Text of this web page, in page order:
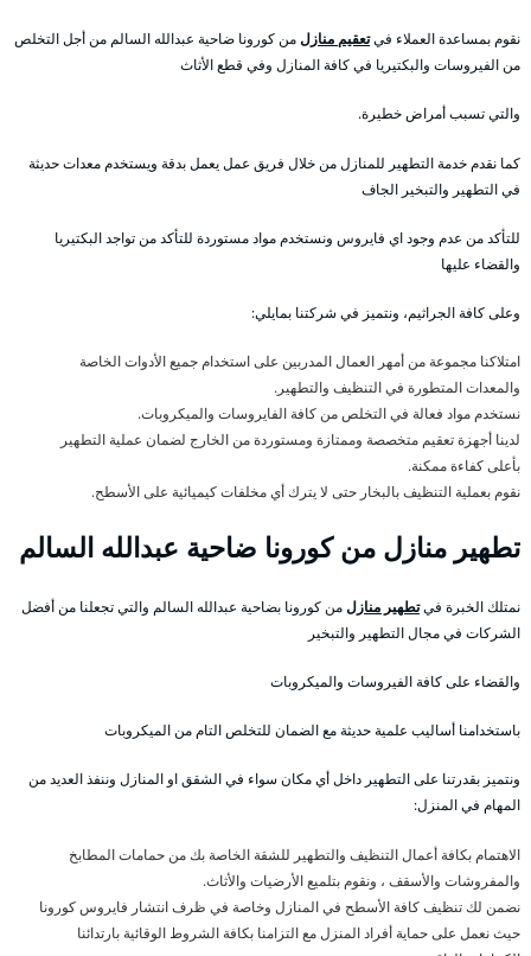
نقوم بمساعدة العملاء فيتعقيم منازلمن كورونا ضاحية عبدالله السالم من أجل التخلص
من الفيروسات والبكتيريا في كافة المنازل وفي قطع الأثاث
والتي تسبب أمراض خطيرة.
كما نقدم خدمة التطهير للمنازل من خلال فريق عمل يعمل بدقة ويستخدم معدات حديثة
في التطهير والتبخير الجاف
للتأكد من عدم وجود اي فايروس ونستخدم مواد مستوردة للتأكد من تواجد البكتيريا
والقضاء عليها
وعلى كافة الجراثيم، ونتميز في شركتنا بمايلي:
امتلاكنا مجموعة من أمهر العمال المدربين على استخدام جميع الأدوات الخاصة
والمعدات المتطورة في التنظيف والتطهير.
نستخدم مواد فعالة في التخلص من كافة الفايروسات والميكروبات.
لدينا أجهزة تعقيم متخصصة وممتازة ومستوردة من الخارج لضمان عملية التطهير
بأعلى كفاءة ممكنة.
نقوم بعملية التنظيف بالبخار حتى لا يترك أي مخلفات كيميائية على الأسطح.
تطهير منازل من كورونا ضاحية عبدالله السالم
نمتلك الخبرة فيتطهير منازلمن كورونا بضاحية عبدالله السالم والتي تجعلنا من أفضل
الشركات في مجال التطهير والتبخير
والقضاء على كافة الفيروسات والميكروبات
باستخدامنا أساليب علمية حديثة مع الضمان للتخلص التام من الميكروبات
ونتميز بقدرتنا على التطهير داخل أي مكان سواء في الشقق او المنازل وننفذ العديد من
المهام في المنزل:
الاهتمام بكافة أعمال التنظيف والتطهير للشقة الخاصة بك من حمامات المطابخ
والمفروشات والأسقف ، ونقوم بتلميع الأرضيات والأثاث.
نضمن لك تنظيف كافة الأسطح في المنازل وخاصة في ظرف انتشار فايروس كورونا
حيث نعمل على حماية أفراد المنزل مع التزامنا بكافة الشروط الوقائية بارتدائنا